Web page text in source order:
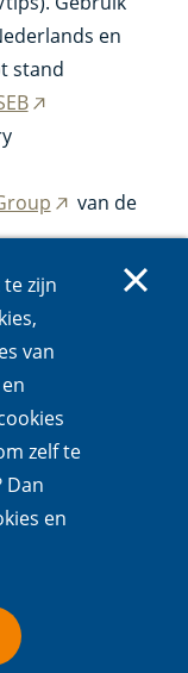
zijn
van
zelf te
Dan
en
en
stand
(externe
(externe
van de
(algemene
idee van
in
en iTZiT Visual
NWO-ALW